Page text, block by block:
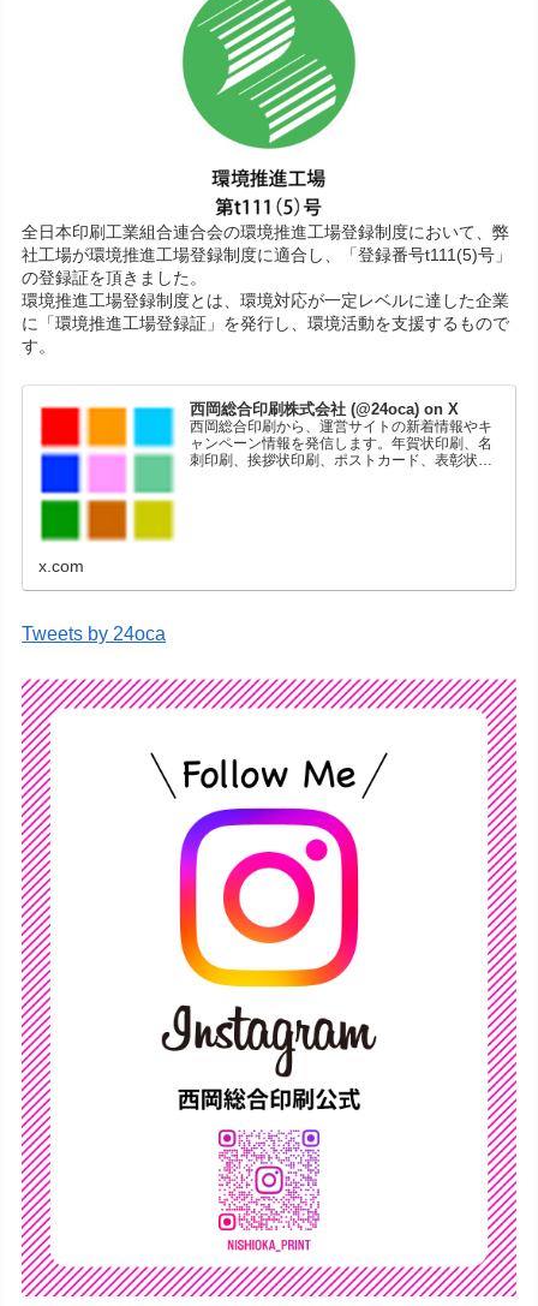
全日本印刷工業組合連合会の環境推進工場登録制度において、弊
社工場が環境推進工場登録制度に適合し、「登録番号t111(5)号」
の登録証を頂きました。
環境推進工場登録制度とは、環境対応が一定レベルに達した企業
に「環境推進工場登録証」を発行し、環境活動を支援するもので
す。
西岡総合印刷株式会社 (@24oca) on X
西岡総合印刷から、運営サイトの新着情報やキ
ャンペーン情報を発信します。年賀状印刷、名
刺印刷、挨拶状印刷、ポストカード、表彰状印
x.com
Tweets by 24oca